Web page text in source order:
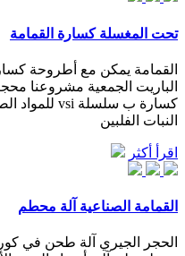
تحت المغسلة كسارة القمامة
القمامة يمكن مع أطروحة
النبات الفلبين
اقرأ أكثر
القمامة الصناعية آلة محطم
الحجر الجيري آلة طحن في